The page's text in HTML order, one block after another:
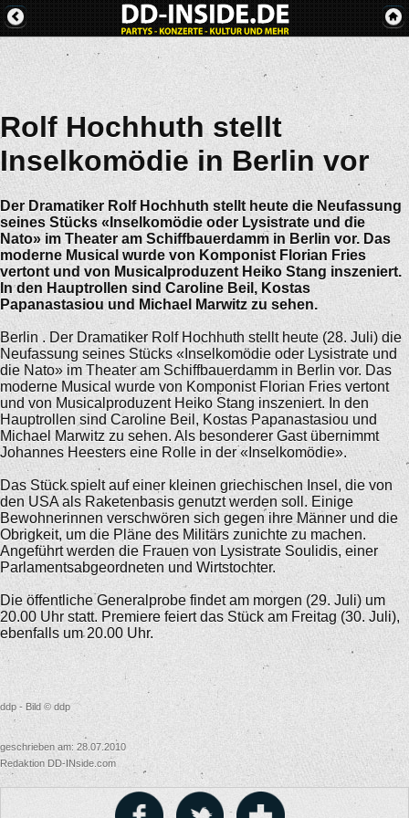
Rolf Hochhuth stellt
Inselkomödie in Berlin vor
Der Dramatiker Rolf Hochhuth stellt heute die Neufassung
seines Stücks «Inselkomödie oder Lysistrate und die
Nato» im Theater am Schiffbauerdamm in Berlin vor. Das
moderne Musical wurde von Komponist Florian Fries
vertont und von Musicalproduzent Heiko Stang inszeniert.
In den Hauptrollen sind Caroline Beil, Kostas
Papanastasiou und Michael Marwitz zu sehen.
Berlin . Der Dramatiker Rolf Hochhuth stellt heute (28. Juli) die
Neufassung seines Stücks «Inselkomödie oder Lysistrate und
die Nato» im Theater am Schiffbauerdamm in Berlin vor. Das
moderne Musical wurde von Komponist Florian Fries vertont
und von Musicalproduzent Heiko Stang inszeniert. In den
Hauptrollen sind Caroline Beil, Kostas Papanastasiou und
Michael Marwitz zu sehen. Als besonderer Gast übernimmt
Johannes Heesters eine Rolle in der «Inselkomödie».
Das Stück spielt auf einer kleinen griechischen Insel, die von
den USA als Raketenbasis genutzt werden soll. Einige
Bewohnerinnen verschwören sich gegen ihre Männer und die
Obrigkeit, um die Pläne des Militärs zunichte zu machen.
Angeführt werden die Frauen von Lysistrate Soulidis, einer
Parlamentsabgeordneten und Wirtstochter.
Die öffentliche Generalprobe findet am morgen (29. Juli) um
20.00 Uhr statt. Premiere feiert das Stück am Freitag (30. Juli),
ebenfalls um 20.00 Uhr.
ddp - Bild © ddp
geschrieben am: 28.07.2010
Redaktion DD-INside.com